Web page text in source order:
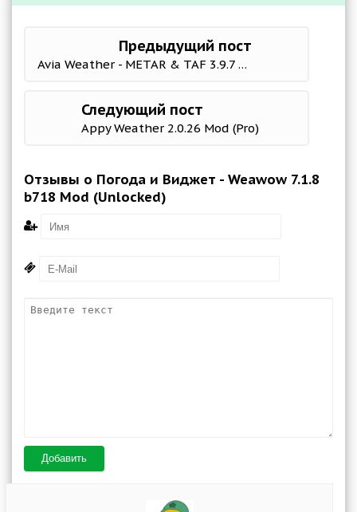
Предыдущий пост
Avia Weather - METAR & TAF 3.9.7 b184 Mod (Premium)
Следующий пост
Appy Weather 2.0.26 Mod (Pro)
Отзывы о Погода и Виджет - Weawow 7.1.8
b718 Mod (Unlocked)
Добавить